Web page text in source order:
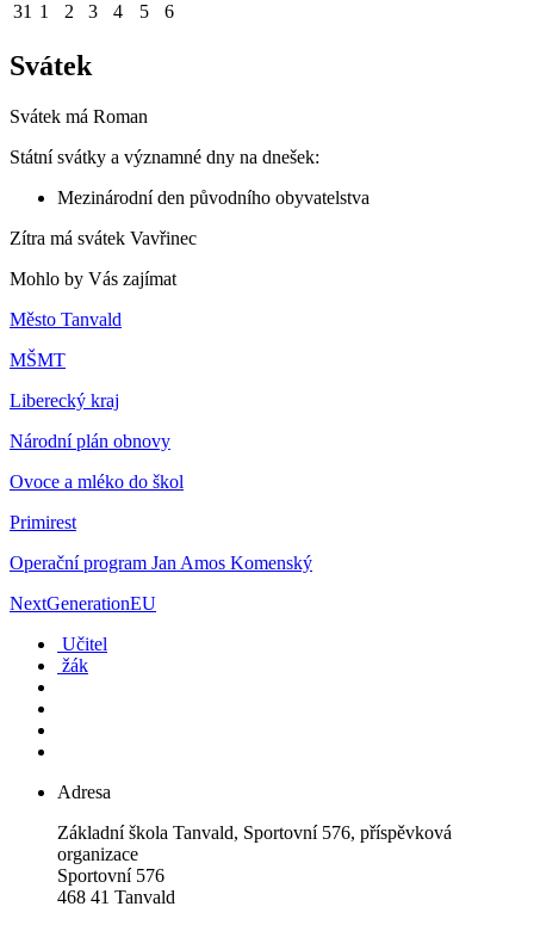
31 1 2 3 4 5 6
Svátek
Svátek má Roman
Státní svátky a významné dny na dnešek:
Mezinárodní den původního obyvatelstva
Zítra má svátek Vavřinec
Mohlo by Vás zajímat
Město Tanvald
MŠMT
Liberecký kraj
Národní plán obnovy
Ovoce a mléko do škol
Primirest
Operační program Jan Amos Komenský
NextGenerationEU
Učitel
žák
Adresa
Základní škola Tanvald, Sportovní 576, příspěvková
organizace
Sportovní 576
468 41 Tanvald